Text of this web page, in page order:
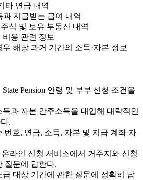
타 연금 내역
과 지급받는 급여 내역
식 및 보유 부동산 내역
용 관련 정보
해당 과거 기간의 소득·자본 정보
Pension 연령 및 부부 신청 조건을
득과 자본 간주소득을 대입해 대략적인
.
번호, 연금, 소득, 자본 및 지급 계좌 자
라인 신청 서비스에서 거주지와 신청
질문에 답한다.
급 대상 기간에 관한 질문에 정확히 답